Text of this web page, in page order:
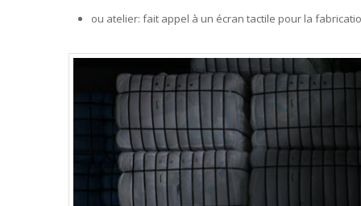
ou atelier: fait appel à un écran tactile pour la